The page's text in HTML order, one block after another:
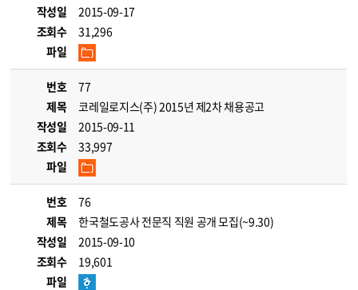
작성일
2015-09-17
조회수
31,296
파일
번호
77
제목
코레일로지스(주) 2015년 제2차 채용공고
작성일
2015-09-11
조회수
33,997
파일
번호
76
제목
한국철도공사 전문직 직원 공개 모집(~9.30)
작성일
2015-09-10
조회수
19,601
파일